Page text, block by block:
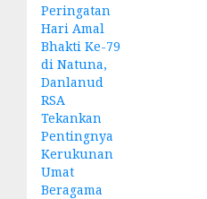
Peringatan
Hari Amal
Bhakti Ke-79
di Natuna,
Danlanud
RSA
Tekankan
Pentingnya
Kerukunan
Umat
Beragama